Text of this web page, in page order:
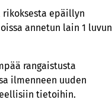
rikoksesta epäillyn
annetun lain 1 luvun
rangaistusta
ilmenneen uuden
tietoihin.